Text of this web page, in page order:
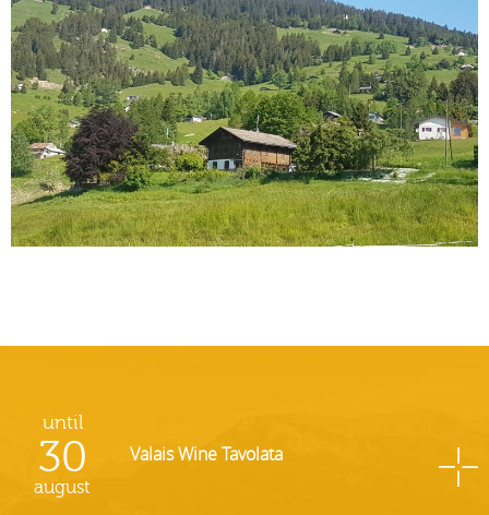
until
30
august
Valais Wine Tavolata